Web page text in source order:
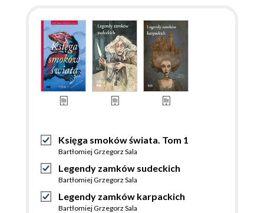
Księga smoków świata. Tom 1
Bartłomiej Grzegorz Sala
Legendy zamków sudeckich
Bartłomiej Grzegorz Sala
Legendy zamków karpackich
Bartłomiej Grzegorz Sala